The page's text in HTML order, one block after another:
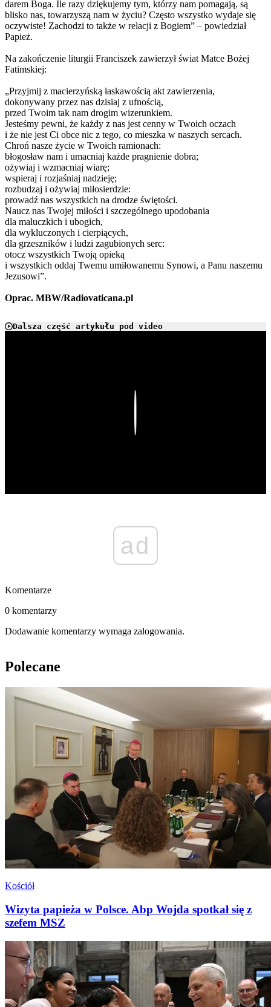
darem Boga. Ile razy dziękujemy tym, którzy nam pomagają, są
blisko nas, towarzyszą nam w życiu? Często wszystko wydaje się
oczywiste! Zachodzi to także w relacji z Bogiem” – powiedział
Papież.
Na zakończenie liturgii Franciszek zawierzył świat Matce Bożej
Fatimskiej:
„Przyjmij z macierzyńską łaskawością akt zawierzenia,
dokonywany przez nas dzisiaj z ufnością,
przed Twoim tak nam drogim wizerunkiem.
Jesteśmy pewni, że każdy z nas jest cenny w Twoich oczach
i że nie jest Ci obce nic z tego, co mieszka w naszych sercach.
Chroń nasze życie w Twoich ramionach:
błogosław nam i umacniaj każde pragnienie dobra;
ożywiaj i wzmacniaj wiarę;
wspieraj i rozjaśniaj nadzieję;
rozbudzaj i ożywiaj miłosierdzie:
prowadź nas wszystkich na drodze świętości.
Naucz nas Twojej miłości i szczególnego upodobania
dla maluczkich i ubogich,
dla wykluczonych i cierpiących,
dla grzeszników i ludzi zagubionych serc:
otocz wszystkich Twoją opieką
i wszystkich oddaj Twemu umiłowanemu Synowi, a Panu naszemu
Jezusowi”.
Oprac. MBW/Radiovaticana.pl
Dalsza część artykułu pod video
ad
Komentarze
0 komentarzy
Dodawanie komentarzy wymaga zalogowania.
Polecane
Kościół
Wizyta papieża w Polsce. Abp Wojda spotkał się z
szefem MSZ